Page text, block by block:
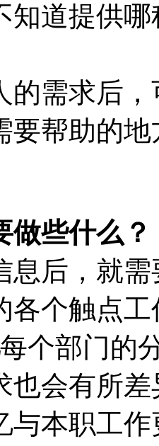
知道提供
的需求后
要帮助的
做些什么？
息后，就
各个触点
每个部门的
也会有所
与本职工